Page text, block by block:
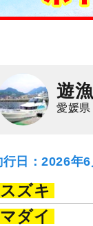
遊
愛媛県
行日：2026年
スズキ
マダイ